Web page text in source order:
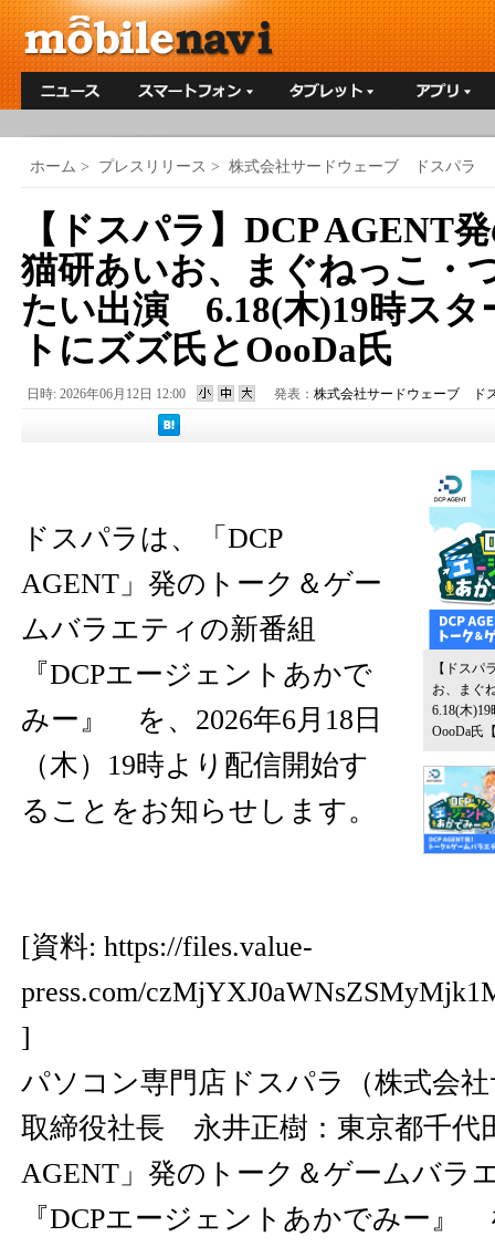
ホーム > プレスリリース > 株式会社サードウェーブ ドスパラ
【ドスパラ】DCP
猫研あいお、まぐねっこ・
たい出演 6.18(木)19時ス
トにズズ氏とOooDa氏
日時: 2026年06月12日 12:00 発表： 株式会社サードウェーブ ド
【ドス
お、まぐ
6.18(木
OooDa氏
ドスパラは、「DCP
AGENT」発のトーク＆ゲー
ムバラエティの新番組
『DCPエージェントあかで
みー』 を、2026年6月18日
（木）19時より配信開始す
ることをお知らせします。
[資料: https://files.value-
press.com/
]
パソコン専門店ドスパラ（株式会
取締役社長 永井正樹：東京都千代
AGENT」発のトーク＆ゲームバ
『DCPエージェントあかでみー』